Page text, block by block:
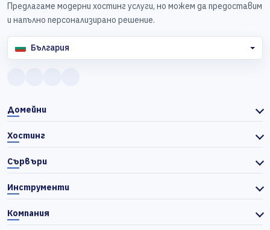
Предлагаме модерни хостинг услуги, но можем да предоставим
и напълно персонализирано решение.
България
Домейни
Хостинг
Сървъри
Инструменти
Компания